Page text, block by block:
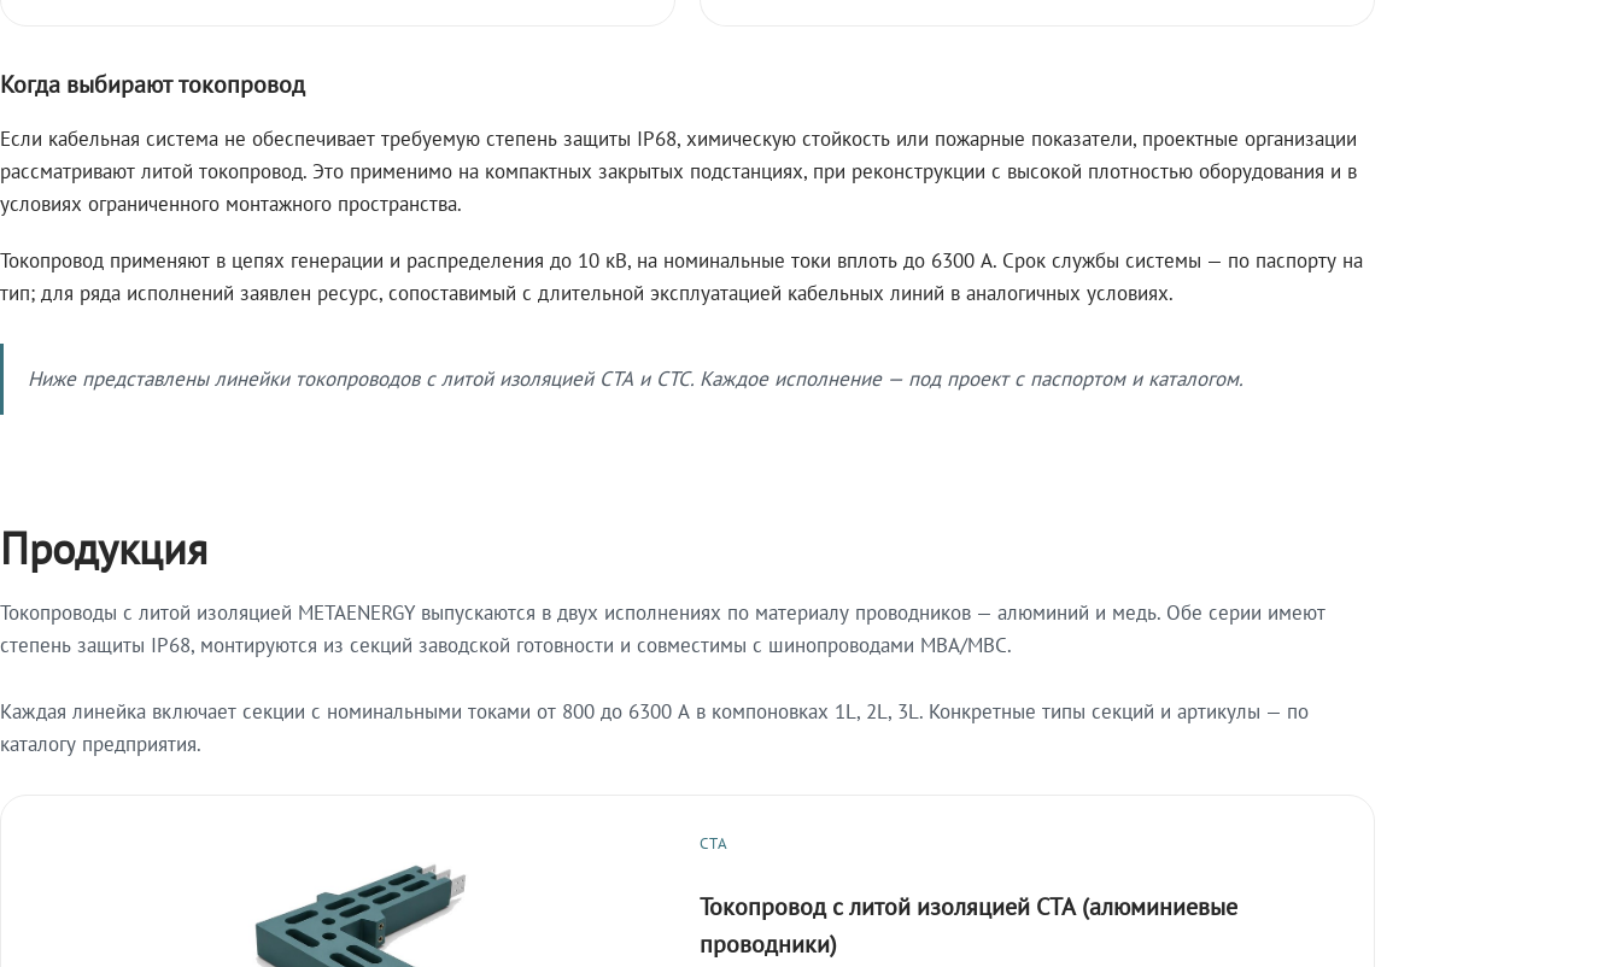
Когда выбирают токопровод
Если кабельная система не обеспечивает требуемую степень защиты IP68, химическую стойкость или пожарные показатели, проектные организации
рассматривают литой токопровод. Это применимо на компактных закрытых подстанциях, при реконструкции с высокой плотностью оборудования и в
условиях ограниченного монтажного пространства.
Токопровод применяют в цепях генерации и распределения до 10 кВ, на номинальные токи вплоть до 6300 А. Срок службы системы — по паспорту на
тип; для ряда исполнений заявлен ресурс, сопоставимый с длительной эксплуатацией кабельных линий в аналогичных условиях.
Ниже представлены линейки токопроводов с литой изоляцией СТА и СТС. Каждое исполнение — под проект с паспортом и каталогом.
Продукция
Токопроводы с литой изоляцией METAENERGY выпускаются в двух исполнениях по материалу проводников — алюминий и медь. Обе серии имеют
степень защиты IP68, монтируются из секций заводской готовности и совместимы с шинопроводами МВА/МВС.
Каждая линейка включает секции с номинальными токами от 800 до 6300 А в компоновках 1L, 2L, 3L. Конкретные типы секций и артикулы — по
каталогу предприятия.
СТА
Токопровод с литой изоляцией СТА (алюминиевые
проводники)